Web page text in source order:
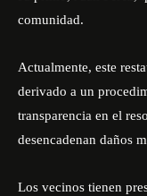
comunidad.
Actualmente, este
derivado a un
transparencia en el
desencadenan daños
Los vecinos tienen